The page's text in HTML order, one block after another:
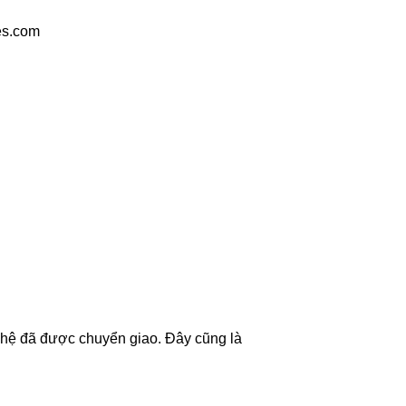
đã được chuyển giao. Đây cũng là